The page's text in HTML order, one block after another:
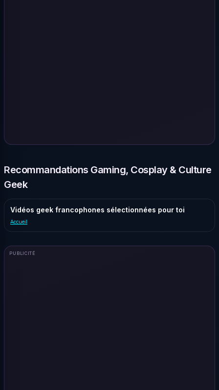
Recommandations Gaming, Cosplay & Culture
Geek
Vidéos geek francophones sélectionnées pour toi
Accueil
PUBLICITÉ